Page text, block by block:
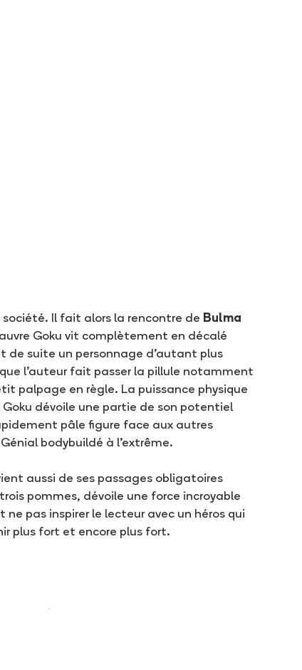
Il fait alors la rencontre de Bulma
Goku vit complètement en décalé
de suite un personnage d’autant plus
l’auteur fait passer la pillule notamment
palpage en règle. La puissance physique
dévoile une partie de son potentiel
pâle figure face aux autres
bodybuildé à l'extrême.
aussi de ses passages obligatoires
pommes, dévoile une force incroyable
ne pas inspirer le lecteur avec un héros qui
plus fort et encore plus fort.